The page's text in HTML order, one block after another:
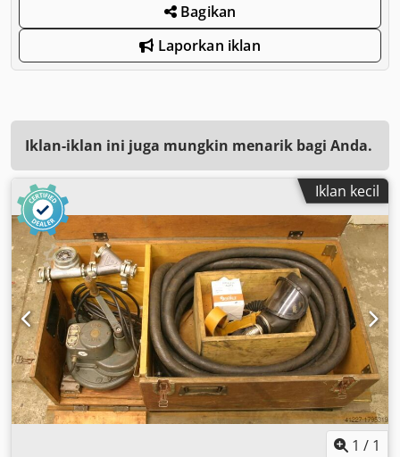
Bagikan
Laporkan iklan
Iklan-iklan ini juga mungkin menarik bagi Anda.
Iklan kecil
1 / 1